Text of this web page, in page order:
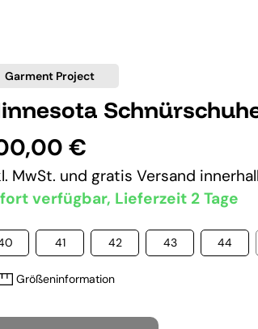
Garment Project
€
MwSt. und gratis Versand
verfügbar, Lieferzeit 2 Tage
41 42 43 44
Größeninformation